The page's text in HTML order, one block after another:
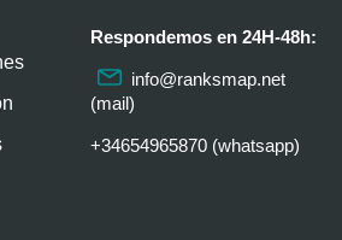
Respondemos en 24H-48h:
info@ranksmap.net
(mail)
+34654965870 (whatsapp)